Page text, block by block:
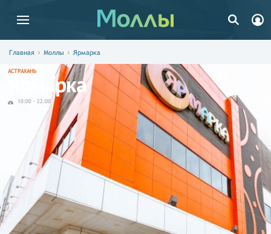
Главная Моллы Ярмарка
АСТРАХАНЬЯрмарка
10:00 - 22:00